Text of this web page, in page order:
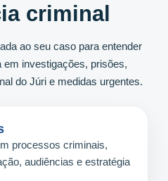
criminal
ao seu caso para entender
investigações, prisões,
do Júri e medidas urgentes.
processos criminais,
audiências e estratégia